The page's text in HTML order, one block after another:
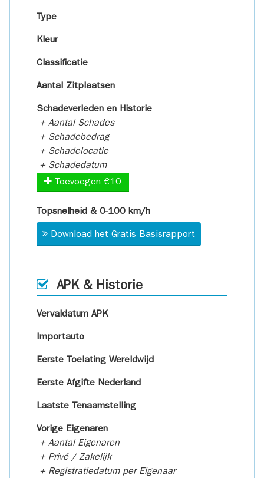
Type
Kleur
Classificatie
Aantal Zitplaatsen
Schadeverleden en Historie
+ Aantal Schades
+ Schadebedrag
+ Schadelocatie
+ Schadedatum
Toevoegen €10
Topsnelheid & 0-100 km/h
Download het Gratis Basisrapport
APK & Historie
Vervaldatum APK
Importauto
Eerste Toelating Wereldwijd
Eerste Afgifte Nederland
Laatste Tenaamstelling
Vorige Eigenaren
+ Aantal Eigenaren
+ Privé / Zakelijk
+ Registratiedatum per Eigenaar